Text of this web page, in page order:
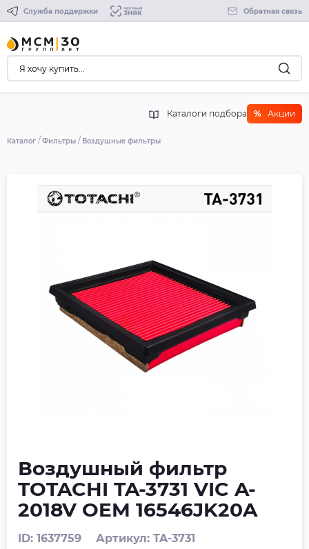
Служба поддержки Обратная связь
Каталоги подбора % Акции
Каталог Фильтры Воздушные фильтры
Воздушный фильтр
TOTACHI TA-3731 VIC A-
2018V OEM 16546JK20A
ID: 1637759 Артикул: TA-3731